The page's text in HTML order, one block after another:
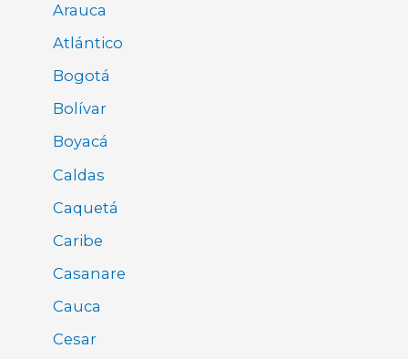
Arauca
Atlántico
Bogotá
Bolívar
Boyacá
Caldas
Caquetá
Caribe
Casanare
Cauca
Cesar